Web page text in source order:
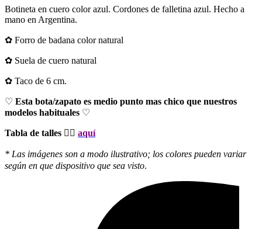
Botineta en cuero color azul. Cordones de falletina azul. Hecho a
mano en Argentina.
✿ Forro de badana color natural
✿ Suela de cuero natural
✿ Taco de 6 cm.
♡ Esta bota/zapato es medio punto mas chico que nuestros
modelos habituales ♡
Tabla de talles 👉🏻 aquí
* Las imágenes son a modo ilustrativo; los colores pueden variar
según en que dispositivo que sea visto.